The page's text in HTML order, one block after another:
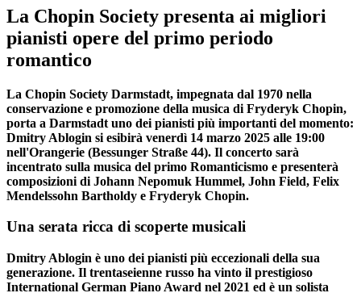
La Chopin Society presenta ai migliori
pianisti opere del primo periodo
romantico
La Chopin Society Darmstadt, impegnata dal 1970 nella
conservazione e promozione della musica di Fryderyk Chopin,
porta a Darmstadt uno dei pianisti più importanti del momento:
Dmitry Ablogin si esibirà venerdì 14 marzo 2025 alle 19:00
nell'Orangerie (Bessunger Straße 44). Il concerto sarà
incentrato sulla musica del primo Romanticismo e presenterà
composizioni di Johann Nepomuk Hummel, John Field, Felix
Mendelssohn Bartholdy e Fryderyk Chopin.
Una serata ricca di scoperte musicali
Dmitry Ablogin è uno dei pianisti più eccezionali della sua
generazione. Il trentaseienne russo ha vinto il prestigioso
International German Piano Award nel 2021 ed è un solista